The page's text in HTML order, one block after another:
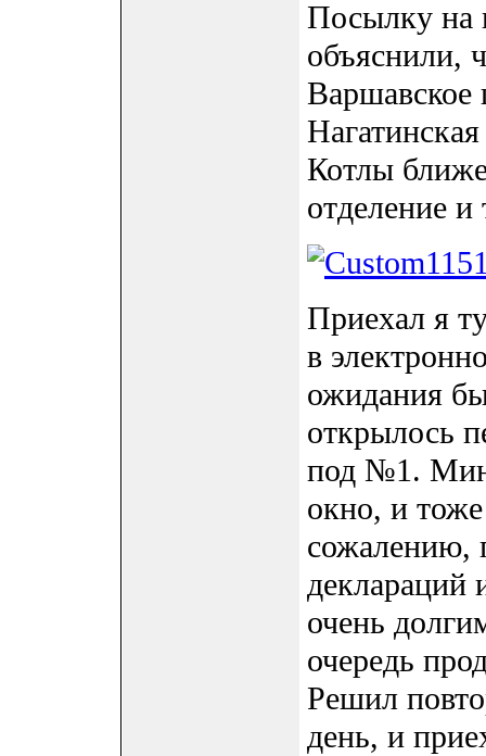
Посылку на
объяснили,
Варшавское
Котлы
отделение
Приехал я
в
ожидания
открылось
под №1.
окно, и
сожалению,
деклараций
очень
очередь
Решил
день, и